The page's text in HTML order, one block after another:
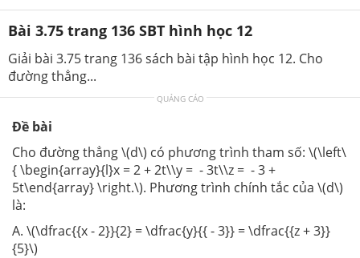
Bài 3.75 trang 136 SBT hình học 12
Giải bài 3.75 trang 136 sách bài tập hình học 12. Cho
đường thẳng...
QUẢNG CÁO
Đề bài
Cho đường thẳng \(d\) có phương trình tham số: \(\left\
{ \begin{array}{l}x = 2 + 2t\\y = - 3t\\z = - 3 +
5t\end{array} \right.\). Phương trình chính tắc của \(d\)
là:
A. \(\dfrac{{x - 2}}{2} = \dfrac{y}{{ - 3}} = \dfrac{{z + 3}}
{5}\)